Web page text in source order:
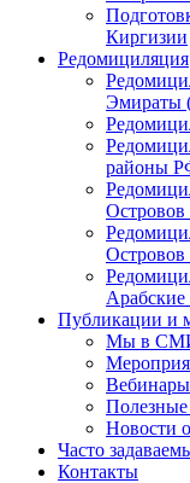
Киргизии
Редомициляция
Эмираты
районы
Островов
Публикации и
Мы в
Вебинары
Новости
Часто
Контакты